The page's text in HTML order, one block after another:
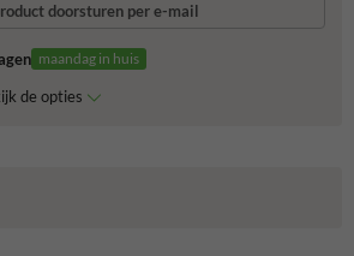
doorsturen per e-mail
maandag in huis
de opties